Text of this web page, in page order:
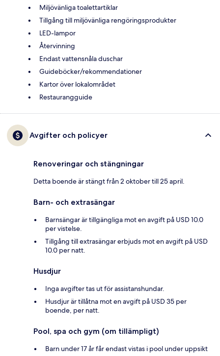
Miljövänliga toalettartiklar
Tillgång till miljövänliga rengöringsprodukter
LED-lampor
Återvinning
Endast vattensnåla duschar
Guideböcker/rekommendationer
Kartor över lokalområdet
Restaurangguide
Avgifter och policyer
Renoveringar och stängningar
Detta boende är stängt från 2 oktober till 25 april.
Barn- och extrasängar
Barnsängar är tillgängliga mot en avgift på USD 10.0
per vistelse.
Tillgång till extrasängar erbjuds mot en avgift på USD
10.0 per natt.
Husdjur
Inga avgifter tas ut för assistanshundar.
Husdjur är tillåtna mot en avgift på USD 35 per
boende, per natt.
Pool, spa och gym (om tillämpligt)
Barn under 17 år får endast vistas i pool under uppsikt